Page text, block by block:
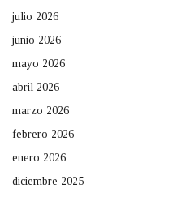
julio 2026
junio 2026
mayo 2026
abril 2026
marzo 2026
febrero 2026
enero 2026
diciembre 2025